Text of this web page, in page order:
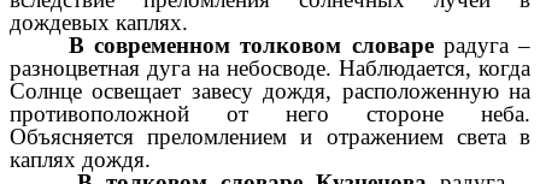
дождевых каплях.
В современном толковом словаре радуга –
разноцветная дуга на небосводе. Наблюдается, когда
Солнце освещает завесу дождя, расположенную на
противоположной от него стороне неба.
Объясняется преломлением и отражением света в
каплях дождя.